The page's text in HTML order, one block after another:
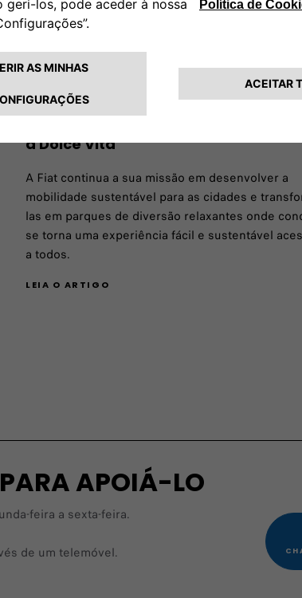
Novo Fiat Topolino: eletrificar a
a Dolce Vita
A Fiat continua a sua missão em desenvolver a
mobilidade sustentável para as cidades e
las em parques de diversão relaxantes onde
se torna uma experiência fácil e sustentável
a todos.
LEIA O ARTIGO
APOIÁ-LO
feira a sexta-feira.
de um telemóvel.